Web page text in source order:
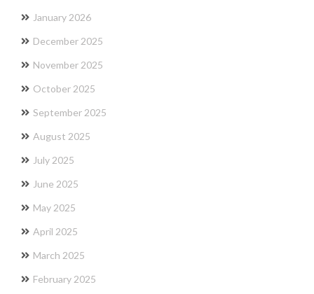
January 2026
December 2025
November 2025
October 2025
September 2025
August 2025
July 2025
June 2025
May 2025
April 2025
March 2025
February 2025